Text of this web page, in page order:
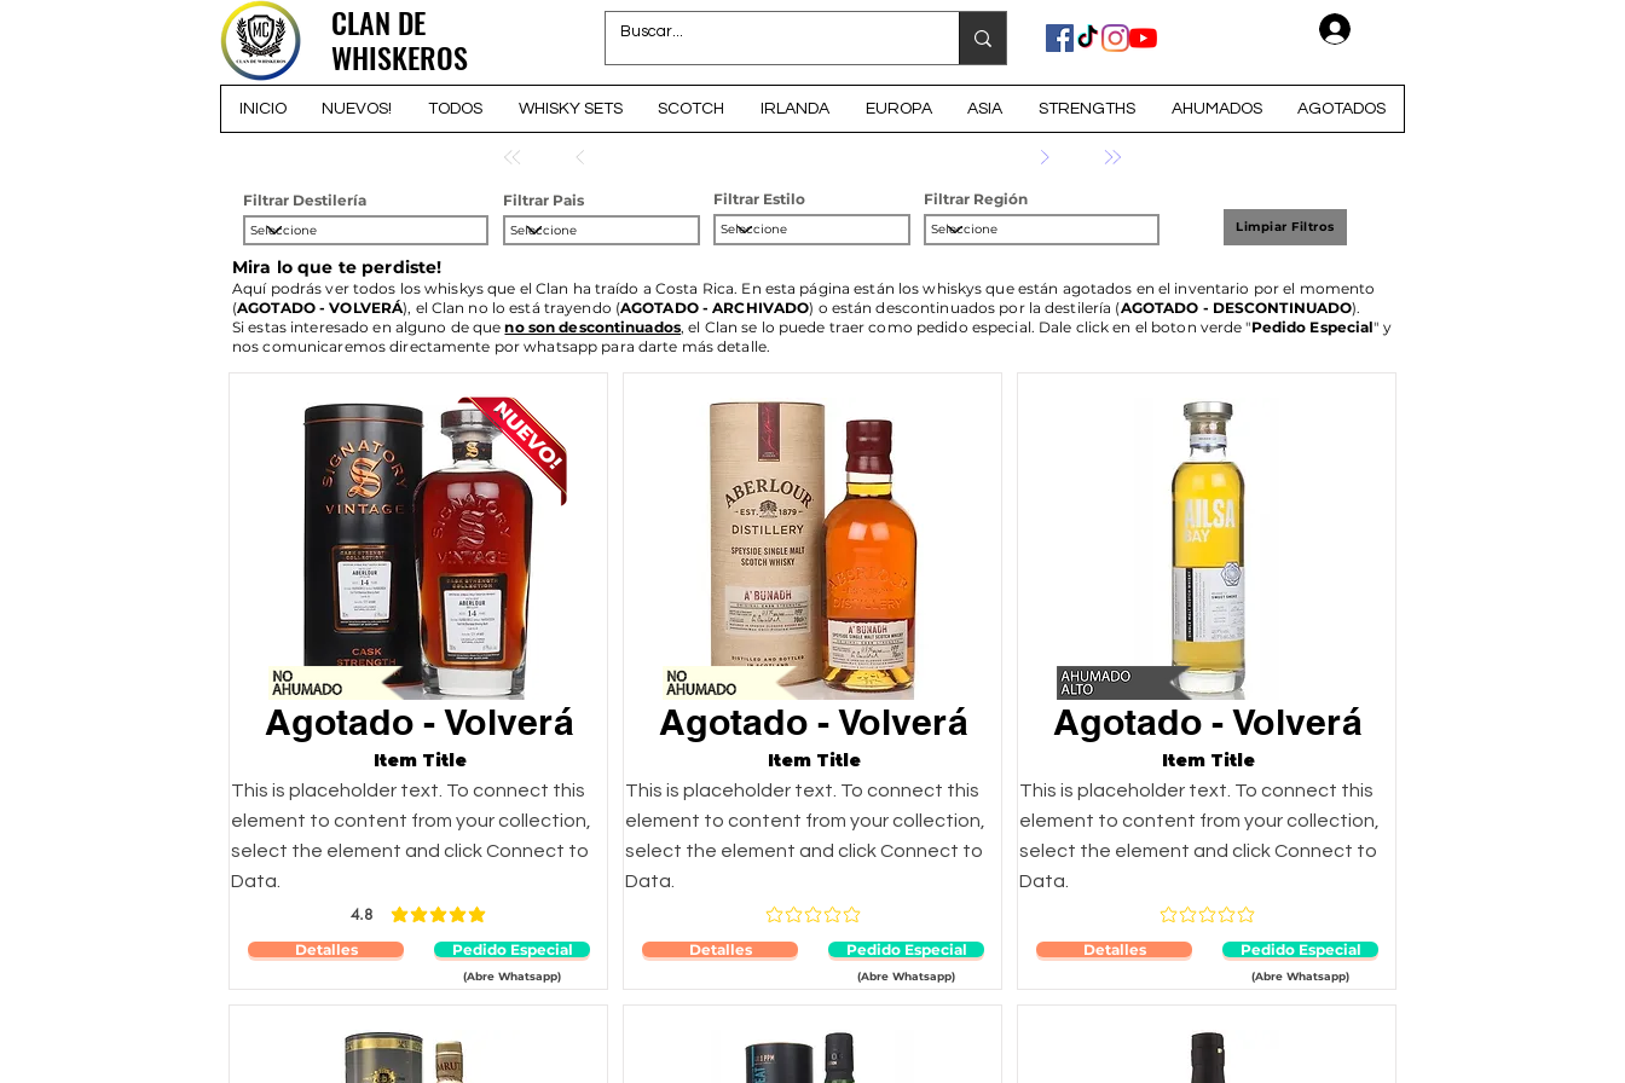
CLAN DE
WHISKEROS
CLAN DE
WHISKEROS
INICIO NUEVOS! TODOS WHISKY SETS SCOTCH IRLANDA EUROPA ASIA STRENGTHS AHUMADOS AGOTADOS
Filtrar Destilería Filtrar Pais Filtrar Estilo Filtrar Región
Limpiar Filtros
Mira lo que te perdiste!
Aquí podrás ver todos los whiskys que el Clan ha traído a Costa Rica. En esta página están los whiskys que están agotados en el inventario por el momento
(AGOTADO - VOLVERÁ), el Clan no lo está trayendo (AGOTADO - ARCHIVADO) o están descontinuados por la destilería (AGOTADO - DESCONTINUADO).
Si estas interesado en alguno de queno son descontinuados, el Clan se lo puede traer como pedido especial. Dale click en el boton verde "Pedido Especial" y
nos comunicaremos directamente por whatsapp para darte más detalle.
Agotado - Volverá
Item Title
This is placeholder text. To connect this
element to content from your collection,
select the element and click Connect to
Data.
4.8 la calificación promedio es 4.8 de 5
Detalles Pedido Especial
(Abre Whatsapp)
Agotado - Volverá
Item Title
This is placeholder text. To connect this
element to content from your collection,
select the element and click Connect to
Data.
Aún no hay calificaciones
Detalles Pedido Especial
(Abre Whatsapp)
Agotado - Volverá
Item Title
This is placeholder text. To connect this
element to content from your collection,
select the element and click Connect to
Data.
Aún no hay calificaciones
Detalles Pedido Especial
(Abre Whatsapp)